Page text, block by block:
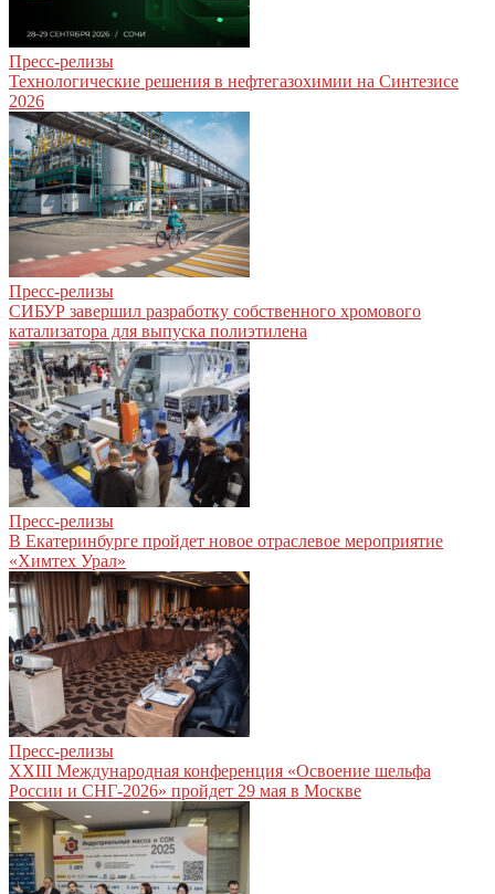
Пресс-релизы
Технологические решения в нефтегазохимии на Синтезисе
2026
Пресс-релизы
СИБУР завершил разработку собственного хромового
катализатора для выпуска полиэтилена
Пресс-релизы
В Екатеринбурге пройдет новое отраслевое мероприятие
«Химтех Урал»
Пресс-релизы
XXIII Международная конференция «Освоение шельфа
России и СНГ-2026» пройдет 29 мая в Москве